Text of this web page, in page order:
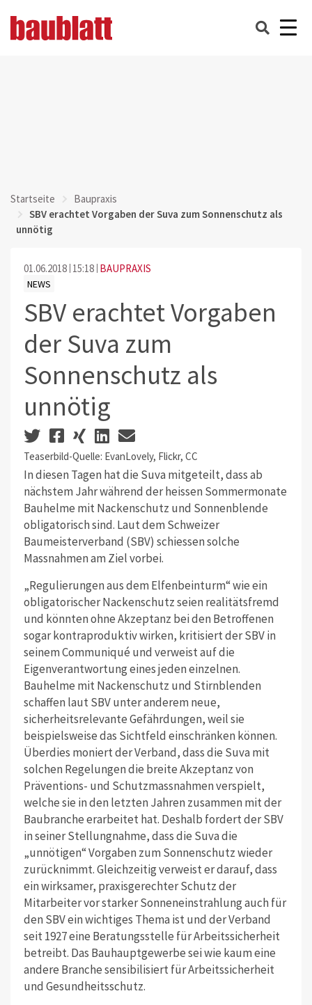
Startseite
Baupraxis
SBV erachtet Vorgaben der Suva zum Sonnenschutz als
unnötig
01.06.2018 15:18 BAUPRAXIS
NEWS
SBV erachtet Vorgaben
der Suva zum
Sonnenschutz als
unnötig
Teaserbild-Quelle: EvanLovely, Flickr, CC
In diesen Tagen hat die Suva mitgeteilt, dass ab
nächstem Jahr während der heissen Sommermonate
Bauhelme mit Nackenschutz und Sonnenblende
obligatorisch sind. Laut dem Schweizer
Baumeisterverband (SBV) schiessen solche
Massnahmen am Ziel vorbei.
„Regulierungen aus dem Elfenbeinturm“ wie ein
obligatorischer Nackenschutz seien realitätsfremd
und könnten ohne Akzeptanz bei den Betroffenen
sogar kontraproduktiv wirken, kritisiert der SBV in
seinem Communiqué und verweist auf die
Eigenverantwortung eines jeden einzelnen.
Bauhelme mit Nackenschutz und Stirnblenden
schaffen laut SBV unter anderem neue,
sicherheitsrelevante Gefährdungen, weil sie
beispielsweise das Sichtfeld einschränken können.
Überdies moniert der Verband, dass die Suva mit
solchen Regelungen die breite Akzeptanz von
Präventions- und Schutzmassnahmen verspielt,
welche sie in den letzten Jahren zusammen mit der
Baubranche erarbeitet hat. Deshalb fordert der SBV
in seiner Stellungnahme, dass die Suva die
„unnötigen“ Vorgaben zum Sonnenschutz wieder
zurücknimmt. Gleichzeitig verweist er darauf, dass
ein wirksamer, praxisgerechter Schutz der
Mitarbeiter vor starker Sonneneinstrahlung auch für
den SBV ein wichtiges Thema ist und der Verband
seit 1927 eine Beratungsstelle für Arbeitssicherheit
betreibt. Das Bauhauptgewerbe sei wie kaum eine
andere Branche sensibilisiert für Arbeitssicherheit
und Gesundheitsschutz.